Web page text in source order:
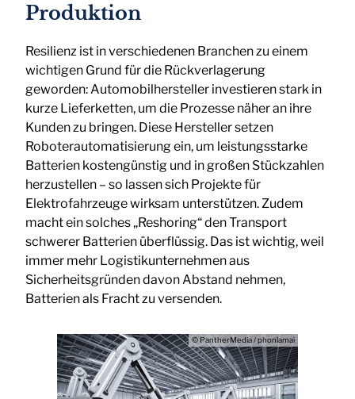
Produktion
Resilienz ist in verschiedenen Branchen zu einem
wichtigen Grund für die Rückverlagerung
geworden: Automobilhersteller investieren stark in
kurze Lieferketten, um die Prozesse näher an ihre
Kunden zu bringen. Diese Hersteller setzen
Roboterautomatisierung ein, um leistungsstarke
Batterien kostengünstig und in großen Stückzahlen
herzustellen – so lassen sich Projekte für
Elektrofahrzeuge wirksam unterstützen. Zudem
macht ein solches „Reshoring“ den Transport
schwerer Batterien überflüssig. Das ist wichtig, weil
immer mehr Logistikunternehmen aus
Sicherheitsgründen davon Abstand nehmen,
Batterien als Fracht zu versenden.
© PantherMedia / phonlamai